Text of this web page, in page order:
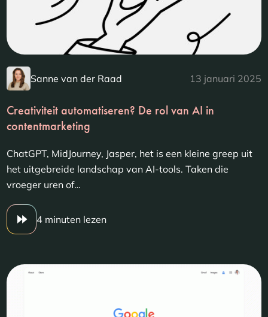
Sanne van der Raad 13 januari 2025
Creativiteit automatiseren? De rol van AI in
contentmarketing
ChatGPT, MidJourney, Jasper, het is een kleine greep uit
het uitgebreide landschap van AI-tools. Taken die
vroeger uren of…
4 minuten lezen